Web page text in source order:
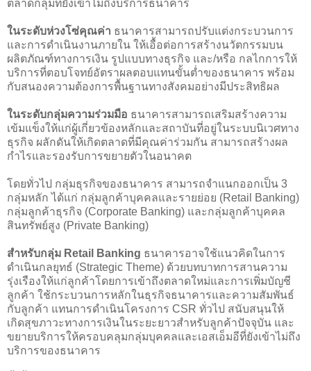
ตลาดกลุ่มที่ยังเข้าไม่ถึงบริการธนาคาร
ในระดับห่วงโซ่คุณค่า ธนาคารสามารถปรับแต่งกระบวนการ
และการดำเนินงานภายใน ให้เอื้อต่อการสร้างนวัตกรรมบน
ผลิตภัณฑ์ทางการเงิน รูปแบบทางธุรกิจ และ/หรือ กลไกการให้
บริการที่ตอบโจทย์อัตราผลตอบแทนขั้นต่ำของธนาคาร พร้อม
กับสนองความต้องการพื้นฐานทางสังคมอย่างมีประสิทธิผล
ในระดับกลุ่มความร่วมมือ ธนาคารสามารถเสริมสร้างความ
เข้มแข็งให้แก่ผู้เกี่ยวข้องหลักและสถาบันที่อยู่ในระบบนิเวศทาง
ธุรกิจ ผลักดันให้เกิดตลาดที่มีคุณค่าร่วมกัน สามารถสร้างผล
กำไรและรองรับการขยายตัวในอนาคต
โดยทั่วไป กลุ่มธุรกิจของธนาคาร สามารถจำแนกออกเป็น 3
กลุ่มหลัก ได้แก่ กลุ่มลูกค้าบุคคลและรายย่อย (Retail Banking)
กลุ่มลูกค้าธุรกิจ (Corporate Banking) และกลุ่มลูกค้าบุคคล
สินทรัพย์สูง (Private Banking)
สำหรับกลุ่ม Retail Banking ธนาคารอาจใช้แนวคิดในการ
ดำเนินกลยุทธ์ (Strategic Theme) ด้วยบทบาทการสานความ
รุ่งเรืองให้แก่ลูกค้าโดยการเข้าถึงตลาดใหม่และการเพิ่มบัญชี
ลูกค้า ใช้กระบวนการหลักในธุรกิจธนาคารและความสัมพันธ์
กับลูกค้า แทนการดำเนินโครงการ CSR ทั่วไป สนับสนุนให้
เกิดสุขภาวะทางการเงินในระยะยาวสำหรับลูกค้าปัจจุบัน และ
ขยายบริการให้ครอบคลุมกลุ่มบุคคลและเอสเอ็มอีที่ยังเข้าไม่ถึง
บริการของธนาคาร